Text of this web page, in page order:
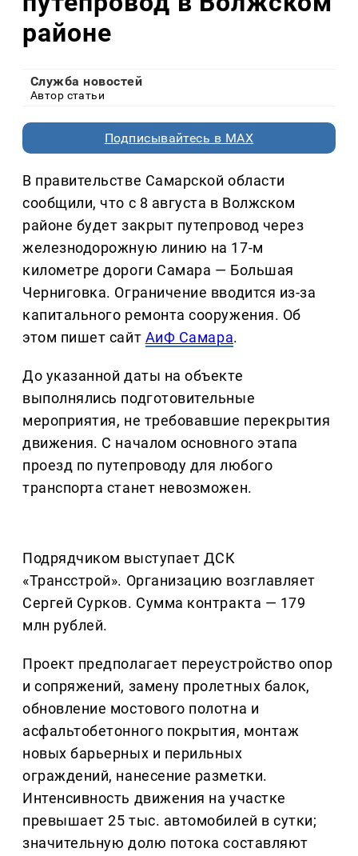
районе
Служба новостей
Автор статьи
Подписывайтесь в MAX
В правительстве Самарской области
сообщили, что с 8 августа в Волжском
районе будет закрыт путепровод через
железнодорожную линию на 17-м
километре дороги Самара — Большая
Черниговка. Ограничение вводится из-за
капитального ремонта сооружения. Об
этом пишет сайт АиФ Самара.
До указанной даты на объекте
выполнялись подготовительные
мероприятия, не требовавшие перекрытия
движения. С началом основного этапа
проезд по путепроводу для любого
транспорта станет невозможен.
Подрядчиком выступает ДСК
«Трансстрой». Организацию возглавляет
Сергей Сурков. Сумма контракта — 179
млн рублей.
Проект предполагает переустройство опор
и сопряжений, замену пролетных балок,
обновление мостового полотна и
асфальтобетонного покрытия, монтаж
новых барьерных и перильных
ограждений, нанесение разметки.
Интенсивность движения на участке
превышает 25 тыс. автомобилей в сутки;
значительную долю потока составляют